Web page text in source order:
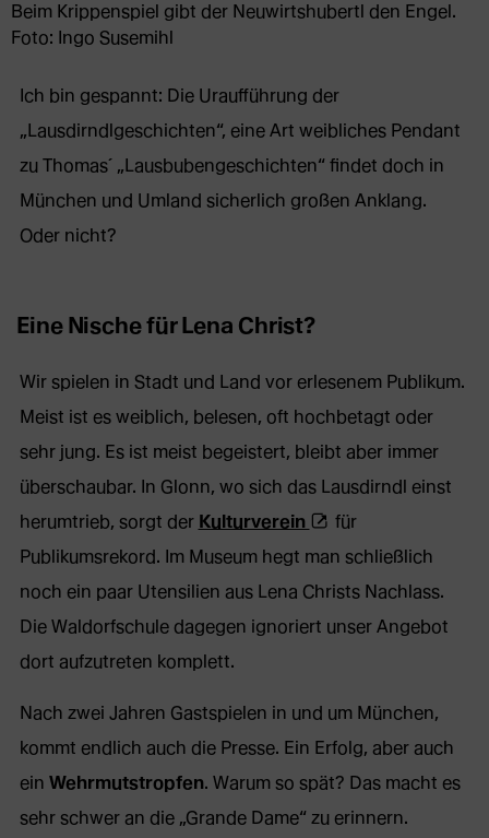
Beim Krippenspiel gibt der Neuwirtshubertl den Engel.
Foto: Ingo Susemihl
Ich bin gespannt: Die Uraufführung der
„Lausdirndlgeschichten“, eine Art weibliches Pendant
zu Thomas´ „Lausbubengeschichten“ findet doch in
München und Umland sicherlich großen Anklang.
Oder nicht?
Eine Nische für Lena Christ?
Wir spielen in Stadt und Land vor erlesenem Publikum.
Meist ist es weiblich, belesen, oft hochbetagt oder
sehr jung. Es ist meist begeistert, bleibt aber immer
überschaubar. In Glonn, wo sich das Lausdirndl einst
herumtrieb, sorgt der Kulturverein (Öffnet
externe
Webseite
in
für
Publikumsrekord. Im Museum hegt man schließlich
noch ein paar Utensilien aus Lena Christs Nachlass.
Die Waldorfschule dagegen ignoriert unser Angebot
dort aufzutreten komplett.
Nach zwei Jahren Gastspielen in und um München,
kommt endlich auch die Presse. Ein Erfolg, aber auch
ein Wehrmutstropfen. Warum so spät? Das macht es
sehr schwer an die „Grande Dame“ zu erinnern.